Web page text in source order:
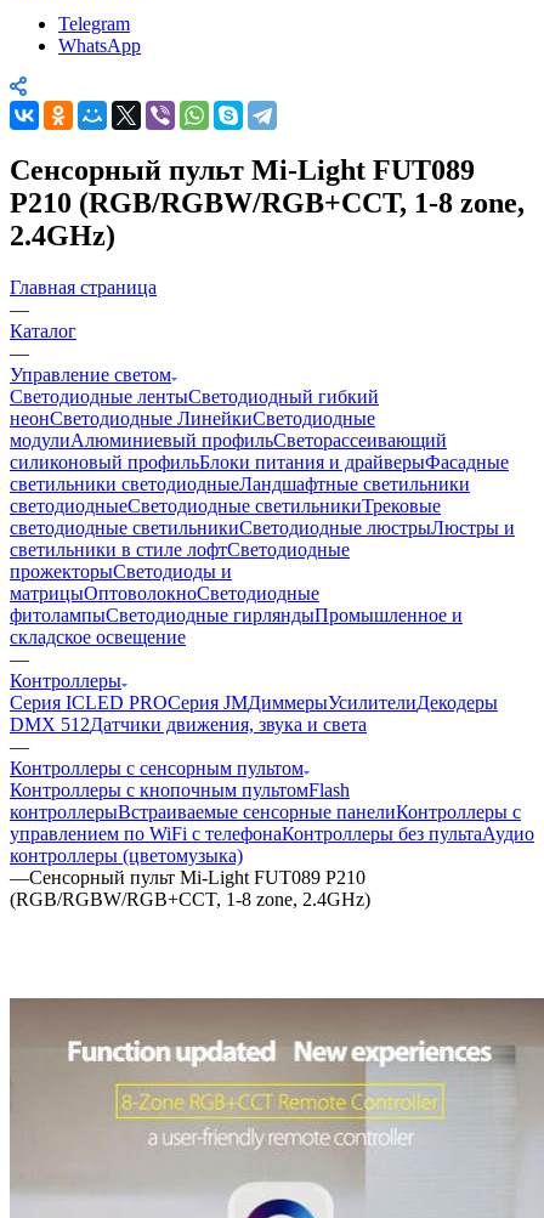
Telegram
WhatsApp
Сенсорный пульт Mi-Light FUT089
P210 (RGB/RGBW/RGB+CCT, 1-8 zone,
2.4GHz)
Главная страница
—
Каталог
—
Управление светом
Светодиодные лентыСветодиодный гибкий
неонСветодиодные ЛинейкиСветодиодные
модулиАлюминиевый профильСветорассеивающий
силиконовый профильБлоки питания и драйверыФасадные
светильники светодиодныеЛандшафтные светильники
светодиодныеСветодиодные светильникиТрековые
светодиодные светильникиСветодиодные люстрыЛюстры и
светильники в стиле лофтСветодиодные
прожекторыСветодиоды и
матрицыОптоволокноСветодиодные
фитолампыСветодиодные гирляндыПромышленное и
складское освещение
—
Контроллеры
Серия ICLED PROСерия JMДиммерыУсилителиДекодеры
DMX 512Датчики движения, звука и света
—
Контроллеры с сенсорным пультом
Контроллеры с кнопочным пультомFlash
контроллерыВстраиваемые сенсорные панелиКонтроллеры с
управлением по WiFi с телефонаКонтроллеры без пультаАудио
контроллеры (цветомузыка)
—Сенсорный пульт Mi-Light FUT089 P210
(RGB/RGBW/RGB+CCT, 1-8 zone, 2.4GHz)